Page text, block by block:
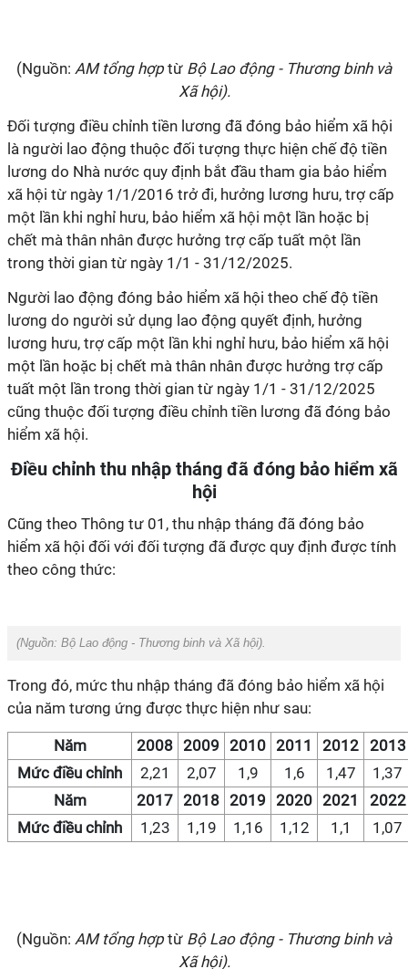
(Nguồn: AM tổng hợp từ Bộ Lao động - Thương binh và
Xã hội).
Đối tượng điều chỉnh tiền lương đã đóng bảo hiểm xã hội
là người lao động thuộc đối tượng thực hiện chế độ tiền
lương do Nhà nước quy định bắt đầu tham gia bảo hiểm
xã hội từ ngày 1/1/2016 trở đi, hưởng lương hưu, trợ cấp
một lần khi nghỉ hưu, bảo hiểm xã hội một lần hoặc bị
chết mà thân nhân được hưởng trợ cấp tuất một lần
trong thời gian từ ngày 1/1 - 31/12/2025.
Người lao động đóng bảo hiểm xã hội theo chế độ tiền
lương do người sử dụng lao động quyết định, hưởng
lương hưu, trợ cấp một lần khi nghỉ hưu, bảo hiểm xã hội
một lần hoặc bị chết mà thân nhân được hưởng trợ cấp
tuất một lần trong thời gian từ ngày 1/1 - 31/12/2025
cũng thuộc đối tượng điều chỉnh tiền lương đã đóng bảo
hiểm xã hội.
Điều chỉnh thu nhập tháng đã đóng bảo hiểm xã
hội
Cũng theo Thông tư 01, thu nhập tháng đã đóng bảo
hiểm xã hội đối với đối tượng đã được quy định được tính
theo công thức:
(Nguồn: Bộ Lao động - Thương binh và Xã hội).
Trong đó, mức thu nhập tháng đã đóng bảo hiểm xã hội
của năm tương ứng được thực hiện như sau:
Năm 2008 2009 2010 2011 2012 2013
Mức điều chỉnh
2,21 2,07 1,9 1,6 1,47
1,37
Năm
2017 2018 2019 2020 2021
2022
Mức điều chỉnh
1,23 1,19 1,16 1,12 1,1 1,07
(Nguồn: AM tổng hợp từ Bộ Lao động - Thương binh và
Xã hội).